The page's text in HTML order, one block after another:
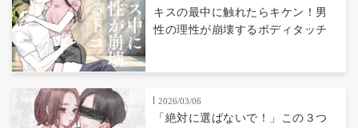
キスの最中に触れたらキケン！男
性の理性が崩壊するボディタッチ
2026/03/06
「絶対に選ばないで！」この３つ